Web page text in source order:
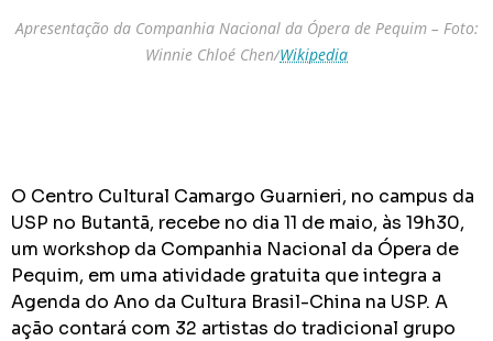
Apresentação da Companhia Nacional da Ópera de Pequim – Foto:
Winnie Chloé Chen/Wikipedia
O Centro Cultural Camargo Guarnieri, no campus da
USP no Butantã, recebe no dia 11 de maio, às 19h30,
um workshop da Companhia Nacional da Ópera de
Pequim, em uma atividade gratuita que integra a
Agenda do Ano da Cultura Brasil-China na USP. A
ação contará com 32 artistas do tradicional grupo